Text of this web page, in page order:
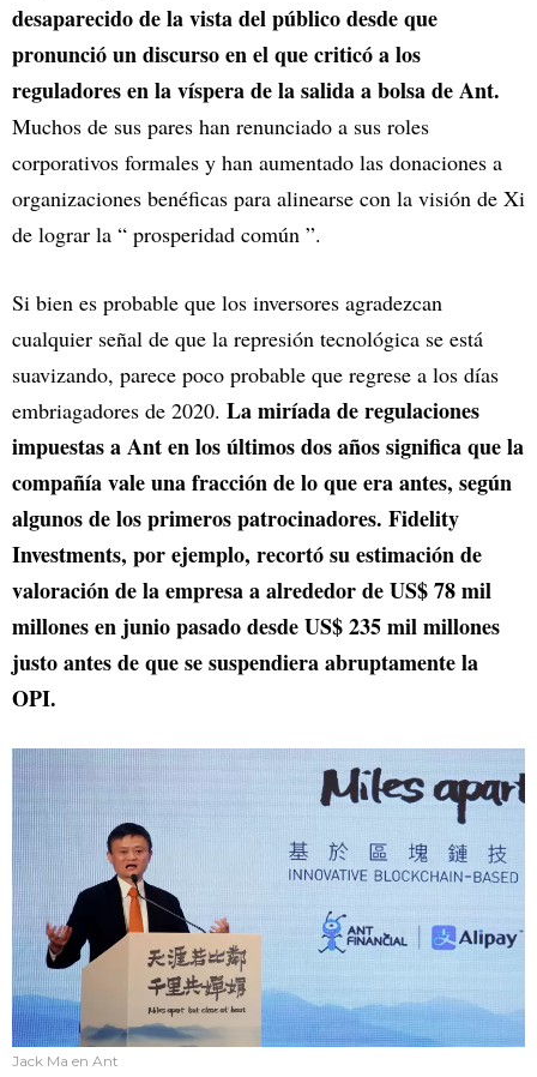
desaparecido de la vista del público desde que
pronunció un discurso en el que criticó a los
reguladores en la víspera de la salida a bolsa de Ant.
Muchos de sus pares han renunciado a sus roles
corporativos formales y han aumentado las donaciones a
organizaciones benéficas para alinearse con la visión de Xi
de lograr la “ prosperidad común ”.
Si bien es probable que los inversores agradezcan
cualquier señal de que la represión tecnológica se está
suavizando, parece poco probable que regrese a los días
embriagadores de 2020. La miríada de regulaciones
impuestas a Ant en los últimos dos años significa que la
compañía vale una fracción de lo que era antes, según
algunos de los primeros patrocinadores. Fidelity
Investments, por ejemplo, recortó su estimación de
valoración de la empresa a alrededor de US$ 78 mil
millones en junio pasado desde US$ 235 mil millones
justo antes de que se suspendiera abruptamente la
OPI.
Jack Ma en Ant